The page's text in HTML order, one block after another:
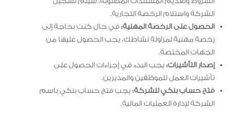
الشركة واستلام الرخصة التجارية.
الحصول على الرخصة المهنية:في حال كنت بحاجة إلى
رخصة مهنية لمزاولة نشاطك، يجب الحصول عليها من
الجهات المختصة.
إصدار التأشيرات: يجب البدء في إجراءات الحصول على
تأشيرات العمل للموظفين والمديرين.
فتح حساب بنكي للشركة: يجب فتح حساب بنكي باسم
الشركة لإدارة العمليات المالية.